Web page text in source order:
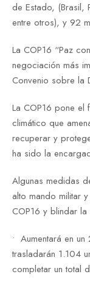
de Estado, (Brasil,
entre otros), y 92
La COP16 “Paz
negociación más
Convenio sobre la
La COP16 pone
climático que
recuperar y
ha sido la
Algunas medidas
alto mando militar
COP16 y blindar
•⁠ ⁠Aumentará en
trasladarán 1.104
completar un total